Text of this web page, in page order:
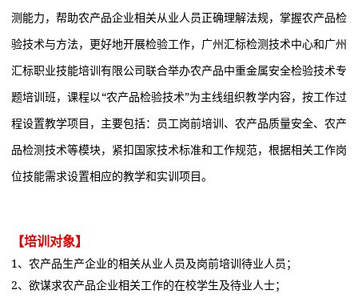
测能力，帮助农产品企业相关从业人员正确理解法规，掌握农产品检
验技术与方法，更好地开展检验工作，广州汇标检测技术中心和广州
汇标职业技能培训有限公司联合举办农产品中重金属安全检验技术专
题培训班，课程以“农产品检验技术”为主线组织教学内容，按工作过
程设置教学项目，主要包括：员工岗前培训、农产品质量安全、农产
品检测技术等模块，紧扣国家技术标准和工作规范，根据相关工作岗
位技能需求设置相应的教学和实训项目。
【培训对象】
1、农产品生产企业的相关从业人员及岗前培训待业人员；
2、欲谋求农产品企业相关工作的在校学生及待业人士；